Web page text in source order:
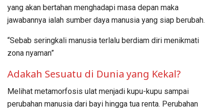
yang akan bertahan menghadapi masa depan maka
jawabannya ialah sumber daya manusia yang siap berubah.
“Sebab seringkali manusia terlalu berdiam diri menikmati
zona nyaman”
Adakah Sesuatu di Dunia yang Kekal?
Melihat metamorfosis ulat menjadi kupu-kupu sampai
perubahan manusia dari bayi hingga tua renta. Perubahan